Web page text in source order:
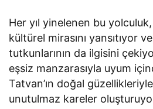
Her yıl yinelenen bu
kültürel mirasını yansıtıyor
tutkunlarının da ilgisini
eşsiz manzarasıyla uyum
Tatvan’ın doğal
unutulmaz kareler